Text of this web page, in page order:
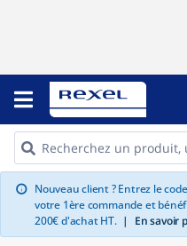
info Nouveau client ? Entrez le
votre 1ère commande et
200€ d'achat HT. | En savoir